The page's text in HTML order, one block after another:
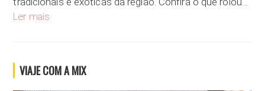
Ler mais
VIAJE COM A MIX